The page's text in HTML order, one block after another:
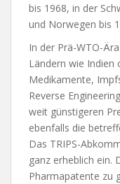
bis 1968, in der
und Norwegen bis
In der Prä-WTO-
Ländern wie Indien
Medikamente,
Reverse
weit günstigeren
ebenfalls die
Das TRIPS-
ganz erheblich ein.
Pharmapatente zu